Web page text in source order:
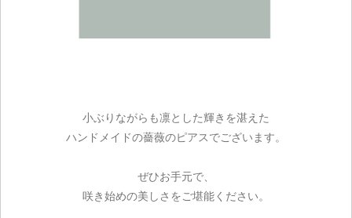
小ぶりながらも凛とした輝きを湛えた
ハンドメイドの薔薇のピアスでございます。
ぜひお手元で、
咲き始めの美しさをご堪能ください。